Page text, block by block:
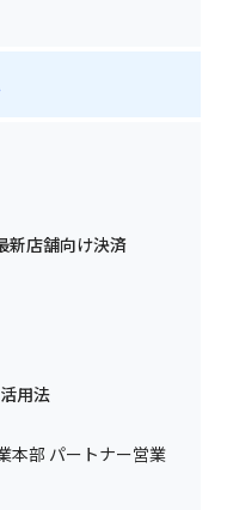
新店舗向け決済
用法
本部 パートナー営業